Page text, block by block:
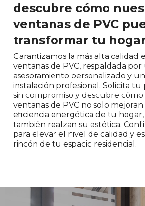
descubre cómo
ventanas de PVC
transformar tu hogar
Garantizamos la más alta calidad
ventanas de PVC, respaldada por
asesoramiento personalizado y
instalación profesional. Solicita
sin compromiso y descubre cómo
ventanas de PVC no solo
eficiencia energética de tu hogar,
también realzan su estética.
para elevar el nivel de calidad y
rincón de tu espacio residencial.